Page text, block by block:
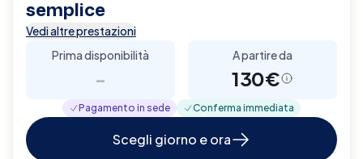
semplice
Vedi altre prestazioni
Prima disponibilità
-
A partire da
130€
Pagamento in sede Conferma immediata
Scegli giorno e ora